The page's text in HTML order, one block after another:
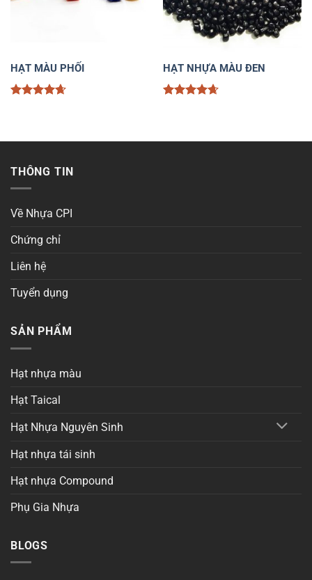
HẠT MÀU PHỐI HẠT NHỰA MÀU ĐEN
THÔNG TIN
Về Nhựa CPI
Chứng chỉ
Liên hệ
Tuyển dụng
SẢN PHẨM
Hạt nhựa màu
Hạt Taical
Hạt Nhựa Nguyên Sinh
Hạt nhựa tái sinh
Hạt nhựa Compound
Phụ Gia Nhựa
BLOGS